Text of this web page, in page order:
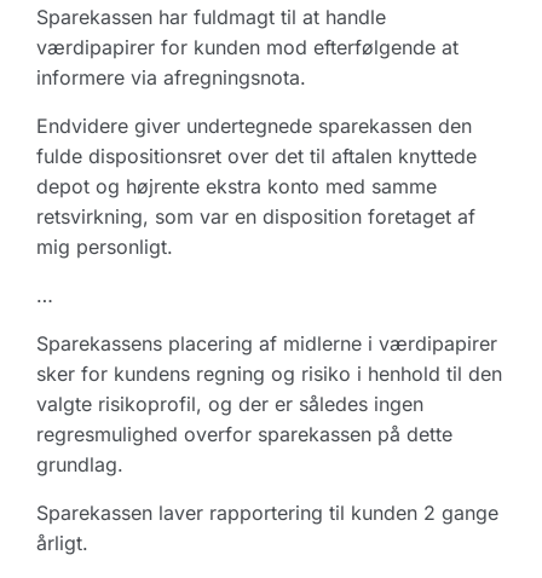
Sparekassen har fuldmagt til at handle
værdipapirer for kunden mod efterfølgende at
informere via afregningsnota.
Endvidere giver undertegnede sparekassen den
fulde dispositionsret over det til aftalen knyttede
depot og højrente ekstra konto med samme
retsvirkning, som var en disposition foretaget af
mig personligt.
…
Sparekassens placering af midlerne i værdipapirer
sker for kundens regning og risiko i henhold til den
valgte risikoprofil, og der er således ingen
regresmulighed overfor sparekassen på dette
grundlag.
Sparekassen laver rapportering til kunden 2 gange
årligt.